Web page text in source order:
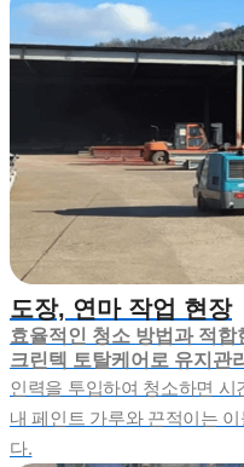
도장, 연마 작업 현장
효율적인 청소 방법과 적합
크린텍 토탈케어로 유지관
인력을 투입하여 청소하면
내 페인트 가루와 끈적이는
다.